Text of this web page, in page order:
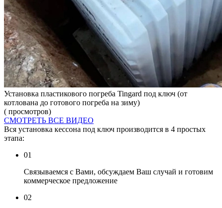
Установка пластикового погреба Tingard под ключ (от
котлована до готового погреба на зиму)
( просмотров)
СМОТРЕТЬ ВСЕ ВИДЕО
Вся установка кессона под ключ производится в 4 простых
этапа:
01
Связываемся с Вами, обсуждаем Ваш случай и готовим
коммерческое предложение
02